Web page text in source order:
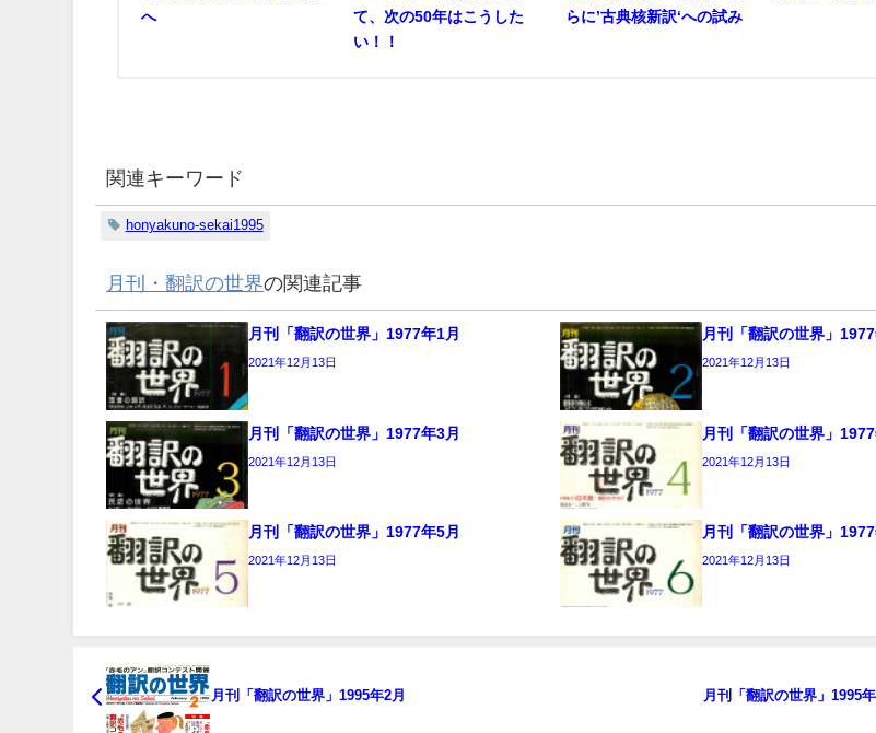
へ
て、次の50年はこうした
い！！
らに’古典核新訳‘への試み
関連キーワード
honyakuno-sekai1995
月刊・翻訳の世界の関連記事
月刊「翻訳の世界」1977年1月
2021年12月13日
月刊「翻訳の世界」1977
2021年12月13日
月刊「翻訳の世界」1977年3月
2021年12月13日
月刊「翻訳の世界」1977
2021年12月13日
月刊「翻訳の世界」1977年5月
2021年12月13日
月刊「翻訳の世界」1977
2021年12月13日
月刊「翻訳の世界」1995年2月 月刊「翻訳の世界」1995年